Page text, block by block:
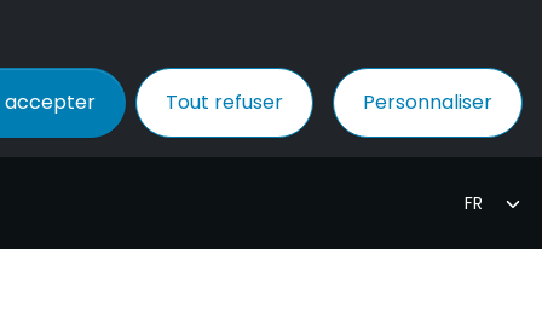
accepter Tout refuser Personnaliser